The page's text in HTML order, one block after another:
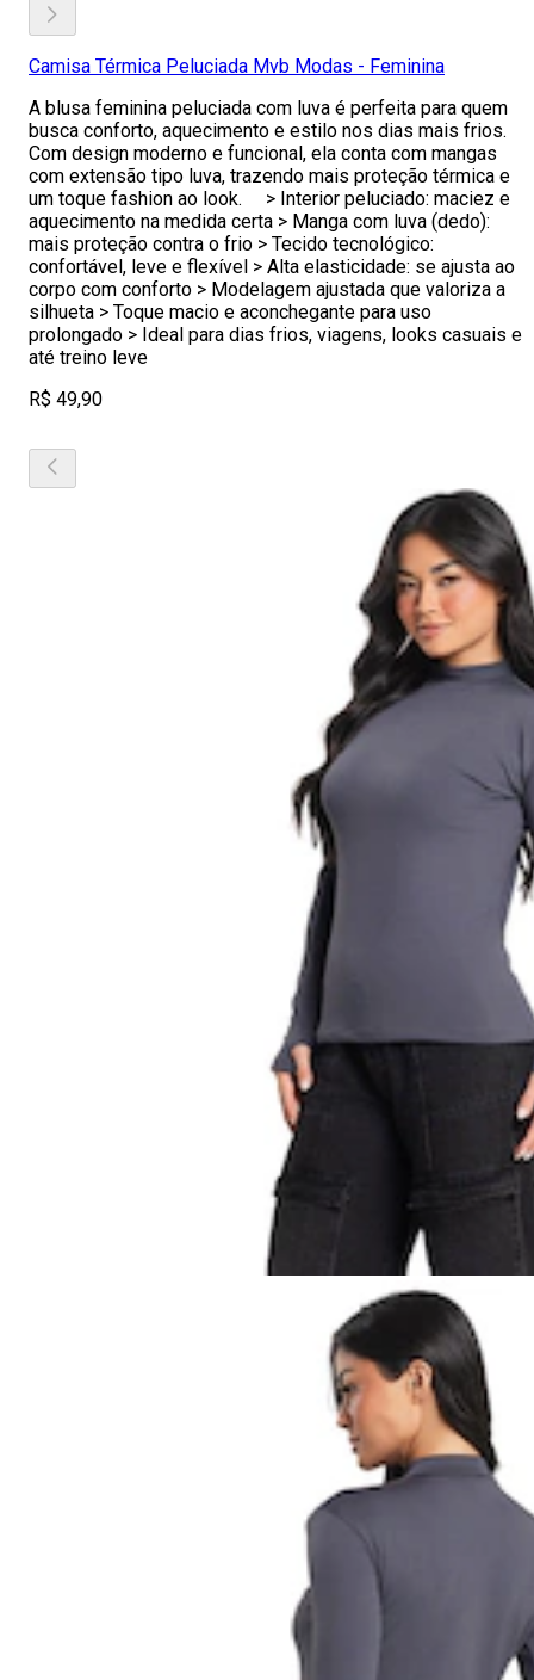
Camisa Térmica Peluciada Mvb Modas - Feminina
A blusa feminina peluciada com luva é perfeita para quem
busca conforto, aquecimento e estilo nos dias mais frios.
Com design moderno e funcional, ela conta com mangas
com extensão tipo luva, trazendo mais proteção térmica e
um toque fashion ao look. > Interior peluciado: maciez e
aquecimento na medida certa > Manga com luva (dedo):
mais proteção contra o frio > Tecido tecnológico:
confortável, leve e flexível > Alta elasticidade: se ajusta ao
corpo com conforto > Modelagem ajustada que valoriza a
silhueta > Toque macio e aconchegante para uso
prolongado > Ideal para dias frios, viagens, looks casuais e
até treino leve
R$ 49,90